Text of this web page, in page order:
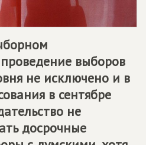
выборов
не исключено и в
в сентябре
не
досрочные